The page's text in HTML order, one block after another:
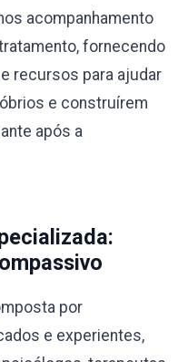
acompanhamento
fornecendo
recursos para ajudar
e construírem
após a
por
e experientes,